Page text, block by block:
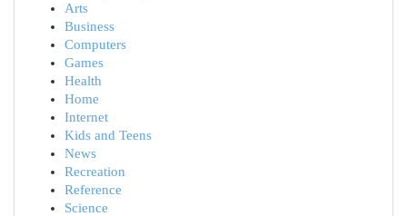
Arts
Business
Computers
Games
Health
Home
Internet
Kids and Teens
News
Recreation
Reference
Science